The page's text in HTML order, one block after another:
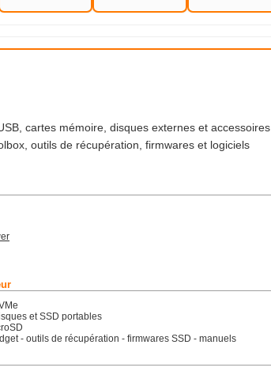
cartes mémoire, disques externes et accessoires
outils de récupération, firmwares et logiciels
et SSD portables
- outils de récupération - firmwares SSD - manuels